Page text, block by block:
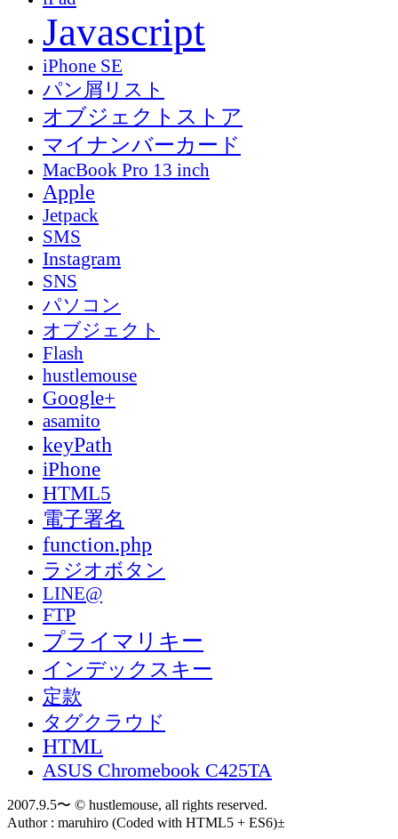
Javascript
iPhone SE
パン屑リスト
オブジェクトストア
マイナンバーカード
MacBook Pro 13 inch
Apple
Jetpack
SMS
Instagram
SNS
パソコン
オブジェクト
Flash
hustlemouse
Google+
asamito
keyPath
iPhone
HTML5
電子署名
function.php
ラジオボタン
LINE@
FTP
プライマリキー
インデックスキー
定款
タグクラウド
HTML
ASUS Chromebook C425TA
2007.9.5〜 © hustlemouse, all rights reserved.
Author : maruhiro (Coded with HTML5 + ES6)±